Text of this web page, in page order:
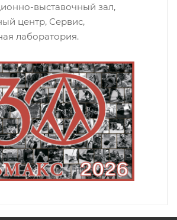
выставочный зал,
центр, Сервис,
лаборатория.